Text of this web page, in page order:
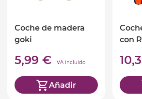
Coche de madera
goki
5,99 € IVA incluido
Añadir
con